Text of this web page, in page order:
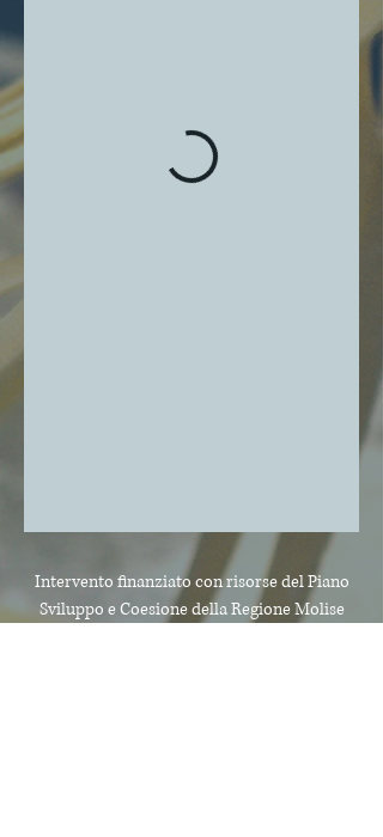
Intervento finanziato con risorse del Piano
Sviluppo e Coesionedella Regione Molise